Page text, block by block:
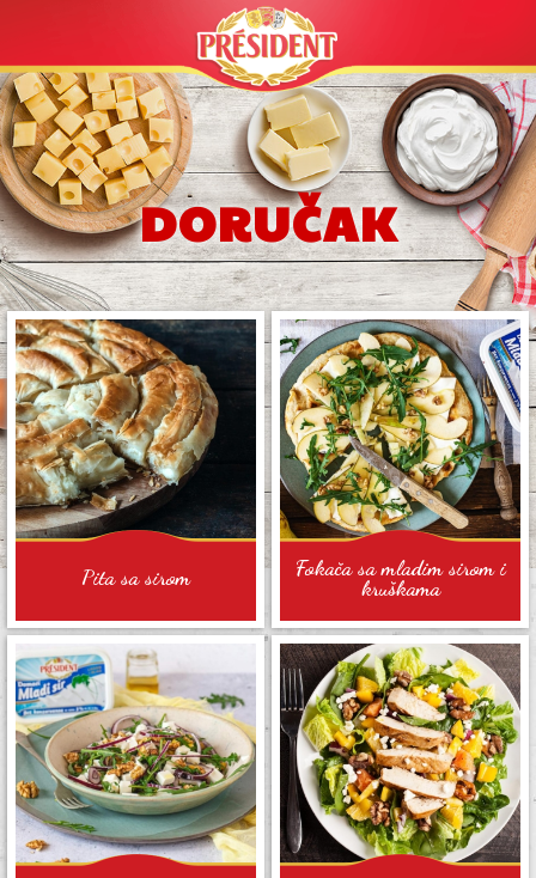
DORUČAK
Pita sa sirom
Fokača sa mladim sirom i
kruškama